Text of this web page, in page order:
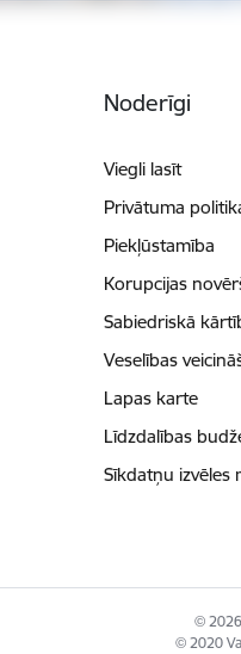
Noderīgi
Viegli lasīt
Privātuma
Piekļūstamība
Korupcijas
Sabiedriskā
Veselības
Lapas karte
Līdzdalības
Sīkdatņu izvēles
©
© 2020